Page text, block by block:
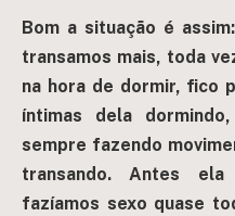
Bom a situação é
transamos mais, toda
na hora de dormir, fico
íntimas dela
sempre fazendo
transando. Antes
fazíamos sexo quase